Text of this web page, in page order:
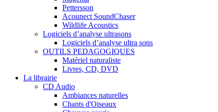
Pettersson
Acounect SoundChaser
Wildlife Acoustics
Logiciels d’analyse ultrasons
Logiciels d’analyse ultra sons
OUTILS PEDAGOGIQUES
Matériel naturaliste
Livres, CD, DVD
La librairie
CD Audio
Ambiances naturelles
Chants d'Oiseaux